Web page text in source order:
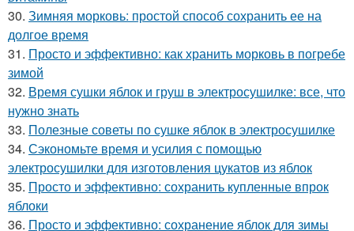
30. Зимняя морковь: простой способ сохранить ее на
долгое время
31. Просто и эффективно: как хранить морковь в погребе
зимой
32. Время сушки яблок и груш в электросушилке: все, что
нужно знать
33. Полезные советы по сушке яблок в электросушилке
34. Сэкономьте время и усилия с помощью
электросушилки для изготовления цукатов из яблок
35. Просто и эффективно: сохранить купленные впрок
яблоки
36. Просто и эффективно: сохранение яблок для зимы